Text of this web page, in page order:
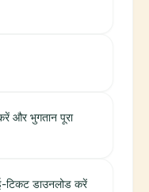
और भुगतान पूरा
ई-टिकट डाउनलोड करें